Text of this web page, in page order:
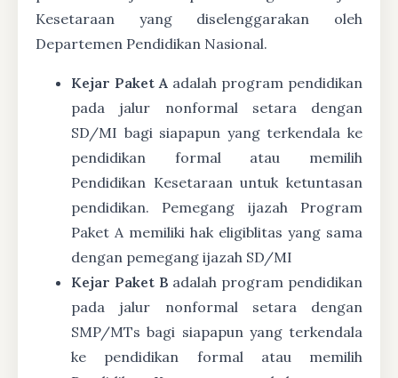
Kesetaraan yang diselenggarakan oleh
Departemen Pendidikan Nasional.
Kejar Paket A adalah program pendidikan
pada jalur nonformal setara dengan
SD/MI bagi siapapun yang terkendala ke
pendidikan formal atau memilih
Pendidikan Kesetaraan untuk ketuntasan
pendidikan. Pemegang ijazah Program
Paket A memiliki hak eligiblitas yang sama
dengan pemegang ijazah SD/MI
Kejar Paket B adalah program pendidikan
pada jalur nonformal setara dengan
SMP/MTs bagi siapapun yang terkendala
ke pendidikan formal atau memilih